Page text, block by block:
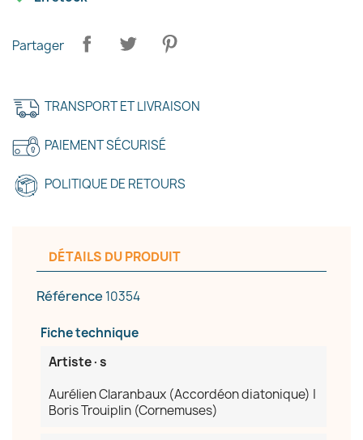
Partager
TRANSPORT ET LIVRAISON
PAIEMENT SÉCURISÉ
POLITIQUE DE RETOURS
DÉTAILS DU PRODUIT
Référence 10354
Fiche technique
Artiste·s
Aurélien Claranbaux (Accordéon diatonique) |
Boris Trouiplin (Cornemuses)
Créer une liste d'envies
Nom de la liste d'envies